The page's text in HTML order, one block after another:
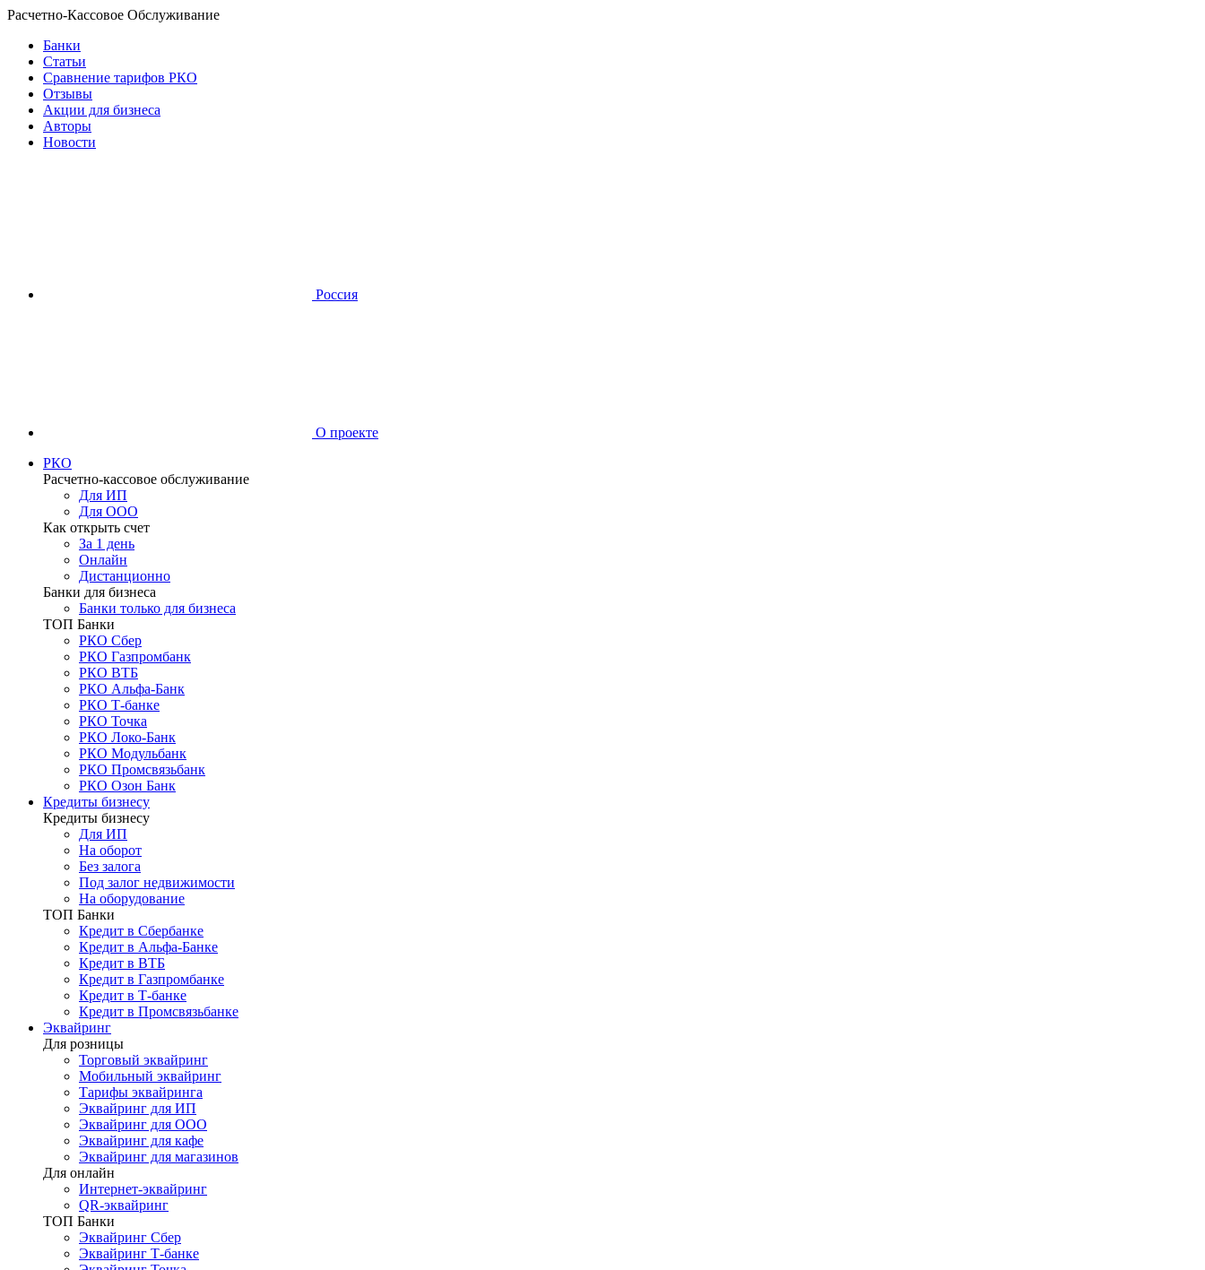
Расчетно-Кассовое Обслуживание
Банки
Статьи
Сравнение тарифов РКО
Отзывы
Акции для бизнеса
Авторы
Новости
Россия
О проекте
РКО
Расчетно-кассовое обслуживание
Для ИП
Для ООО
Как открыть счет
За 1 день
Онлайн
Дистанционно
Банки для бизнеса
Банки только для бизнеса
ТОП Банки
РКО Сбер
РКО Газпромбанк
РКО ВТБ
РКО Альфа-Банк
РКО Т-банке
РКО Точка
РКО Локо-Банк
РКО Модульбанк
РКО Промсвязьбанк
РКО Озон Банк
Кредиты бизнесу
Кредиты бизнесу
Для ИП
На оборот
Без залога
Под залог недвижимости
На оборудование
ТОП Банки
Кредит в Сбербанке
Кредит в Альфа-Банке
Кредит в ВТБ
Кредит в Газпромбанке
Кредит в Т-банке
Кредит в Промсвязьбанке
Эквайринг
Для розницы
Торговый эквайринг
Мобильный эквайринг
Тарифы эквайринга
Эквайринг для ИП
Эквайринг для ООО
Эквайринг для кафе
Эквайринг для магазинов
Для онлайн
Интернет-эквайринг
QR-эквайринг
ТОП Банки
Эквайринг Сбер
Эквайринг Т-банке